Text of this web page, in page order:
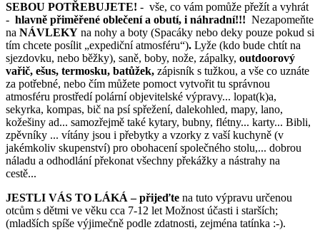
SEBOU POTŘEBUJETE! - vše, co vám pomůže přežít a vyhrát
- hlavně přiměřené oblečení a obutí, i náhradní!!! Nezapomeňte
na NÁVLEKY na nohy a boty (Spacáky nebo deky pouze pokud si
tím chcete posílit „expediční atmosféru“). Lyže (kdo bude chtít na
sjezdovku, nebo běžky), saně, boby, nože, zápalky, outdoorový
vařič, ešus, termosku, batůžek, zápisník s tužkou, a vše co uznáte
za potřebné, nebo čím můžete pomoct vytvořit tu správnou
atmosféru prostředí polární objevitelské výpravy... lopat(k)a,
sekyrka, kompas, bič na psí spřežení, dalekohled, mapy, lano,
kožešiny ad... samozřejmě také kytary, bubny, flétny... karty... Bibli,
zpěvníky ... vítány jsou i přebytky a vzorky z vaší kuchyně (v
jakémkoliv skupenství) pro obohacení společného stolu,... dobrou
náladu a odhodlání překonat všechny překážky a nástrahy na
cestě...
JESTLI VÁS TO LÁKÁ – přijeďte na tuto výpravu určenou
otcům s dětmi ve věku cca 7-12 let Možnost účasti i starších;
(mladších spíše výjimečně podle zdatnosti, zejména tatínka :-).